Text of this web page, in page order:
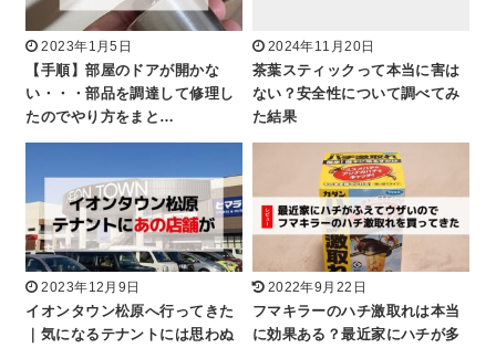
2023年1月5日
【手順】部屋のドアが開かな
い・・・部品を調達して修理し
たのでやり方をまと…
2024年11月20日
茶葉スティックって本当に害は
ない？安全性について調べてみ
た結果
2023年12月9日
イオンタウン松原へ行ってきた
｜気になるテナントには思わぬ
2022年9月22日
フマキラーのハチ激取れは本当
に効果ある？最近家にハチが多